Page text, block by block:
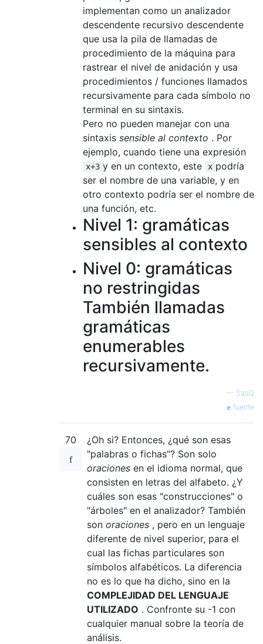
implementan como un analizador
descendente recursivo descendente
que usa la pila de llamadas de
procedimiento de la máquina para
rastrear el nivel de anidación y usa
procedimientos / funciones llamados
recursivamente para cada símbolo no
terminal en su sintaxis.
Pero no pueden manejar con una
sintaxis sensible al contexto . Por
ejemplo, cuando tiene una expresión
x+3 y en un contexto, este x podría
ser el nombre de una variable, y en
otro contexto podría ser el nombre de
una función, etc.
Nivel 1: gramáticas
sensibles al contexto
Nivel 0: gramáticas
no restringidas
También llamadas
gramáticas
enumerables
recursivamente.
— SasQ
fuente
70
¿Oh si? Entonces, ¿qué son esas
"palabras o fichas"? Son solo
oraciones en el idioma normal, que
consisten en letras del alfabeto. ¿Y
cuáles son esas "construcciones" o
"árboles" en el analizador? También
son oraciones , pero en un lenguaje
diferente de nivel superior, para el
cual las fichas particulares son
símbolos alfabéticos. La diferencia
no es lo que ha dicho, sino en la
COMPLEJIDAD DEL LENGUAJE
UTILIZADO . Confronte su -1 con
cualquier manual sobre la teoría de
análisis.